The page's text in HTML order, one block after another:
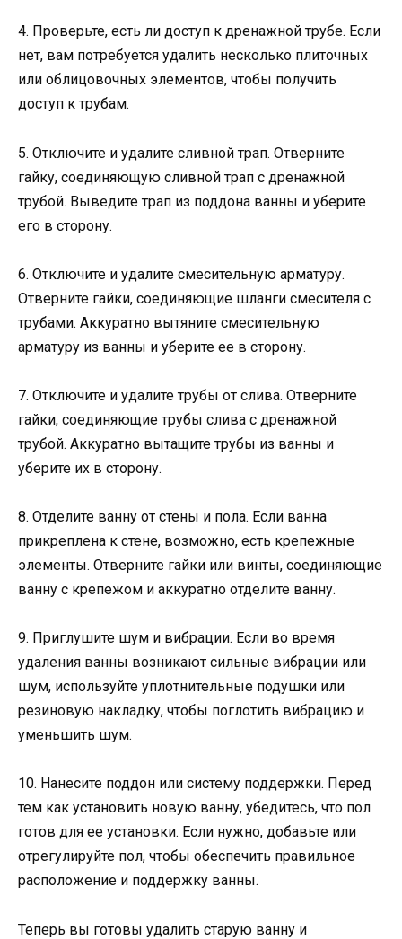
4. Проверьте, есть ли доступ к дренажной трубе. Если
нет, вам потребуется удалить несколько плиточных
или облицовочных элементов, чтобы получить
доступ к трубам.
5. Отключите и удалите сливной трап. Отверните
гайку, соединяющую сливной трап с дренажной
трубой. Выведите трап из поддона ванны и уберите
его в сторону.
6. Отключите и удалите смесительную арматуру.
Отверните гайки, соединяющие шланги смесителя с
трубами. Аккуратно вытяните смесительную
арматуру из ванны и уберите ее в сторону.
7. Отключите и удалите трубы от слива. Отверните
гайки, соединяющие трубы слива с дренажной
трубой. Аккуратно вытащите трубы из ванны и
уберите их в сторону.
8. Отделите ванну от стены и пола. Если ванна
прикреплена к стене, возможно, есть крепежные
элементы. Отверните гайки или винты, соединяющие
ванну с крепежом и аккуратно отделите ванну.
9. Приглушите шум и вибрации. Если во время
удаления ванны возникают сильные вибрации или
шум, используйте уплотнительные подушки или
резиновую накладку, чтобы поглотить вибрацию и
уменьшить шум.
10. Нанесите поддон или систему поддержки. Перед
тем как установить новую ванну, убедитесь, что пол
готов для ее установки. Если нужно, добавьте или
отрегулируйте пол, чтобы обеспечить правильное
расположение и поддержку ванны.
Теперь вы готовы удалить старую ванну и